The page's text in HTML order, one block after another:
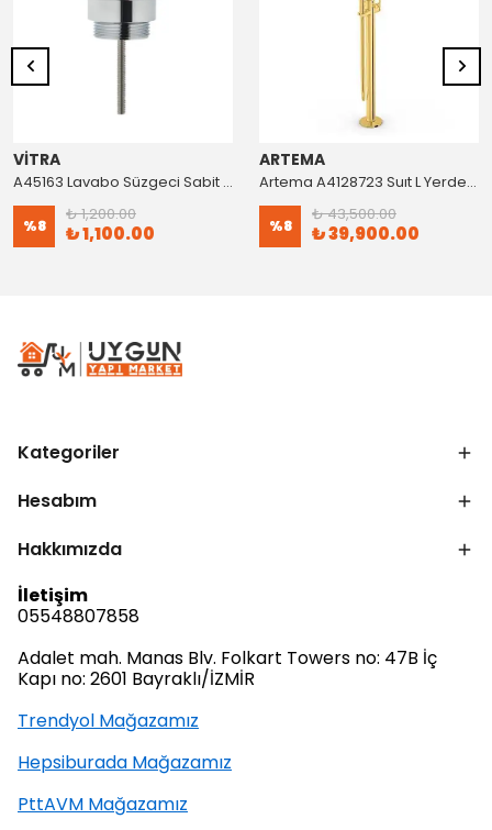
VİTRA
A45163 Lavabo Süzgeci Sabit Krom
%8
₺ 1,200.00
₺ 1,100.00
ARTEMA
Artema A4128723 Suıt L Yerden Küvet Bataryası Altın
%8
₺ 43,500.00
₺ 39,900.00
Kategoriler
Hesabım
Hakkımızda
İletişim
05548807858
Adalet mah. Manas Blv. Folkart Towers no: 47B İç
Kapı no: 2601 Bayraklı/İZMİR
Trendyol Mağazamız
Hepsiburada Mağazamız
PttAVM Mağazamız